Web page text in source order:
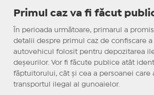
Primul caz va fi făcut
În perioada următoare, primarul a
detalii despre primul caz de confiscare a
autovehicul folosit pentru depozitarea
deșeurilor. Vor fi făcute publice atât
făptuitorului, cât și cea a persoanei care
transportul ilegal al gunoaielor.